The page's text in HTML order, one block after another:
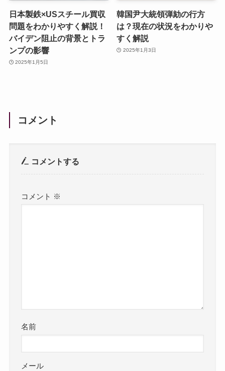
日本製鉄×USスチール買収
問題をわかりやすく解説！
バイデン阻止の背景とトラ
ンプの影響
2025年1月5日
韓国尹大統領弾劾の行方
は？現在の状況をわかりや
すく解説
2025年1月3日
コメント
コメントする
コメント ※
名前
メール